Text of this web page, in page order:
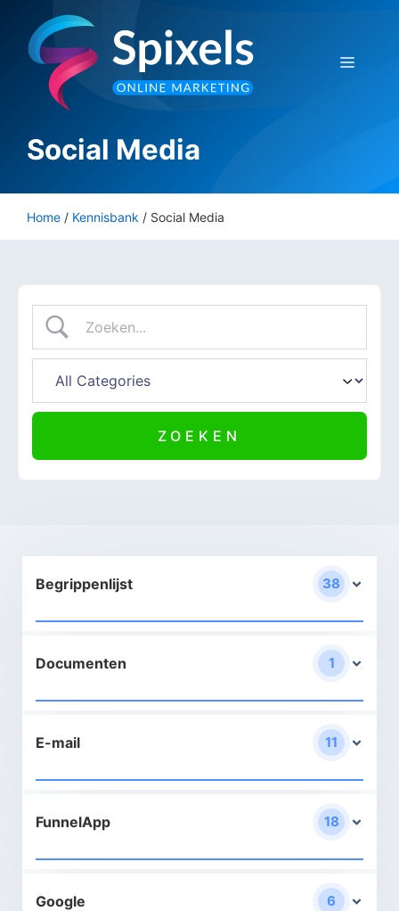
naar
inhoud
Menu
Social Media
Home / Kennisbank / Social Media
Begrippenlijst 38
Documenten 1
E-mail 11
FunnelApp 18
Google 6